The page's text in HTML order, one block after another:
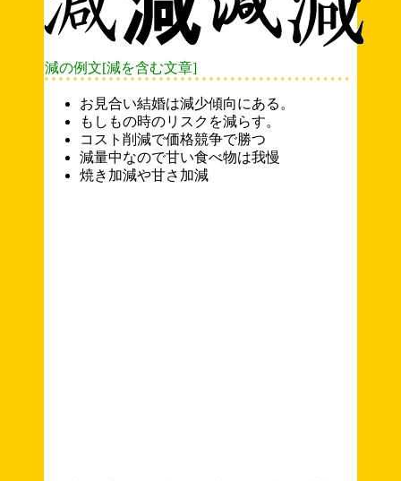
減の例文[減を含む文章]
お見合い結婚は減少傾向にある。
もしもの時のリスクを減らす。
コスト削減で価格競争で勝つ
減量中なので甘い食べ物は我慢
焼き加減や甘さ加減